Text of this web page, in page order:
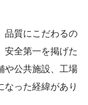
品質にこだわるの
安全第一を掲げた
や公共施設、工場
なった経緯があり